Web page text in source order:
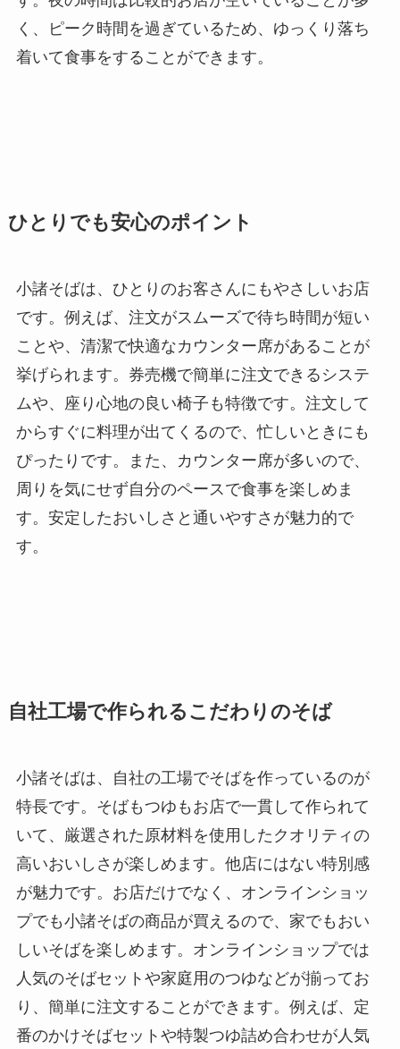
く、ピーク時間を過ぎているため、ゆっくり落ち
着いて食事をすることができます。
ひとりでも安心のポイント
小諸そばは、ひとりのお客さんにもやさしいお店
です。例えば、注文がスムーズで待ち時間が短い
ことや、清潔で快適なカウンター席があることが
挙げられます。券売機で簡単に注文できるシステ
ムや、座り心地の良い椅子も特徴です。注文して
からすぐに料理が出てくるので、忙しいときにも
ぴったりです。また、カウンター席が多いので、
周りを気にせず自分のペースで食事を楽しめま
す。安定したおいしさと通いやすさが魅力的で
す。
自社工場で作られるこだわりのそば
小諸そばは、自社の工場でそばを作っているのが
特長です。そばもつゆもお店で一貫して作られて
いて、厳選された原材料を使用したクオリティの
高いおいしさが楽しめます。他店にはない特別感
が魅力です。お店だけでなく、オンラインショッ
プでも小諸そばの商品が買えるので、家でもおい
しいそばを楽しめます。オンラインショップでは
人気のそばセットや家庭用のつゆなどが揃ってお
り、簡単に注文することができます。例えば、定
番のかけそばセットや特製つゆ詰め合わせが人気